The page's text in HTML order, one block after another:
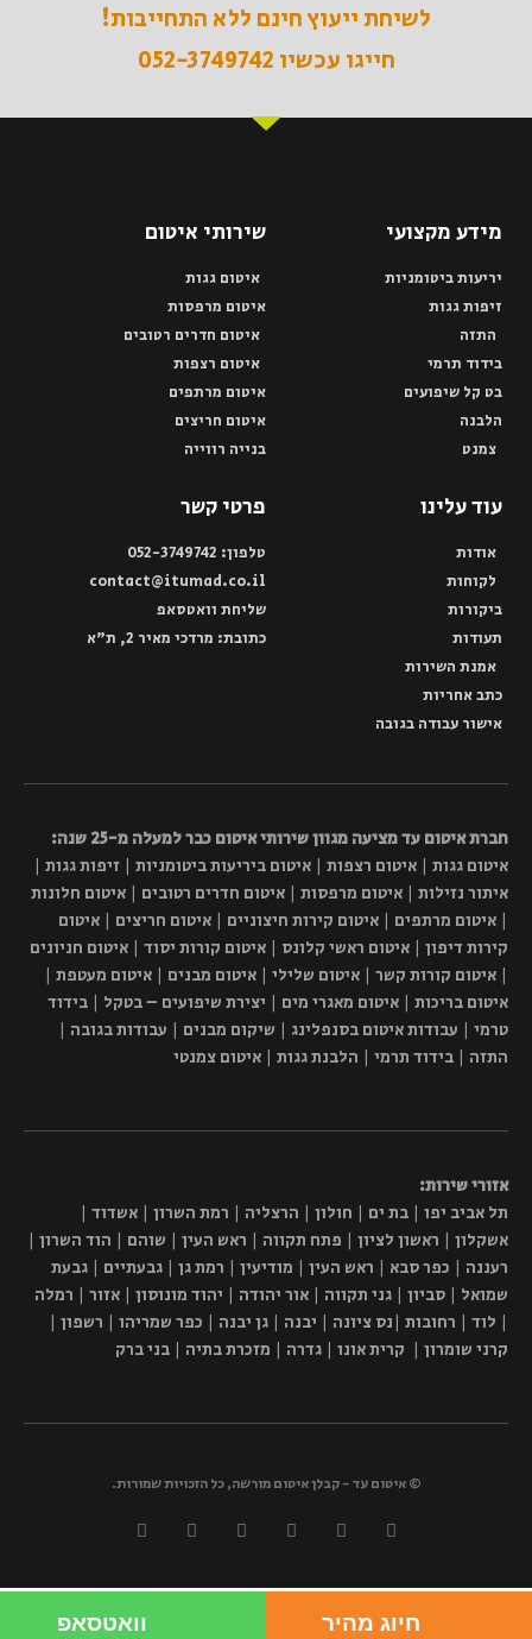
לשיחת ייעוץ חינם ללא התחייבות!
חייגו עכשיו 052-3749742
מידע מקצועי
יריעות ביטומניות
זיפות גגות
התזה
בידוד תרמי
בט קל שיפועים
הלבנה
צמנט
שירותי איטום
איטום גגות
איטום מרפסות
איטום חדרים רטובים
איטום רצפות
איטום מרתפים
איטום חריצים
בנייה רווייה
עוד עלינו
אודות
לקוחות
ביקורות
תעודות
אמנת השירות
כתב אחריות
אישור עבודה בגובה
פרטי קשר
טלפון: 052-3749742
contact@itumad.co.il
שליחת וואטסאפ
כתובת: מרדכי מאיר 2, ת"א
חברת איטום עד מציעה מגוון שירותי איטום כבר למעלה מ-25 שנה:
איטום גגות | איטום רצפות | איטום ביריעות ביטומניות | זיפות גגות |
איתור נזילות | איטום מרפסות | איטום חדרים רטובים | איטום חלונות
| איטום מרתפים | איטום קירות חיצוניים | איטום חריצים | איטום
קירות דיפון | איטום ראשי קלונס | איטום קורות יסוד | איטום חניונים
| איטום קורות קשר | איטום שלילי | איטום מבנים | איטום מעטפת |
איטום בריכות | איטום מאגרי מים | יצירת שיפועים – בטקל | בידוד
טרמי | עבודות איטום בסנפלינג | שיקום מבנים | עבודות בגובה |
התזה | בידוד תרמי | הלבנת גגות | איטום צמנטי
אזורי שירות:
תל אביב יפו | בת ים | חולון | הרצליה | רמת השרון | אשדוד |
אשקלון | ראשון לציון | פתח תקווה | ראש העין | שוהם | הוד השרון |
רעננה | כפר סבא | ראש העין | מודיעין | רמת גן | גבעתיים | גבעת
שמואל | סביון | גני תקווה | אור יהודה | יהוד מונוסון | אזור | רמלה
| לוד | רחובות |נס ציונה | יבנה | גן יבנה | כפר שמריהו | רשפון |
קרני שומרון | קרית אונו | גדרה | מזכרת בתיה | בני ברק
© איטום עד - קבלן איטום מורשה, כל הזכויות שמורות.
חיוג מהיר וואטסאפ